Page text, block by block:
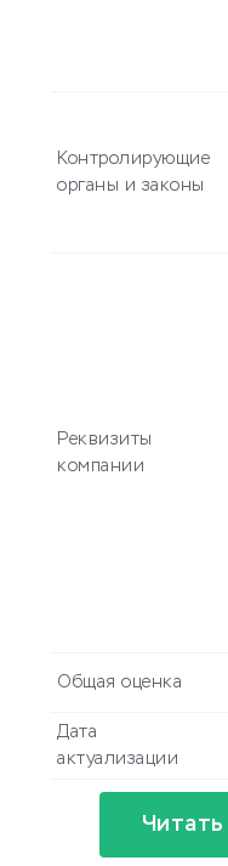
Контролирующие
органы и законы
Реквизиты
компании
Общая оценка
Дата
актуализации